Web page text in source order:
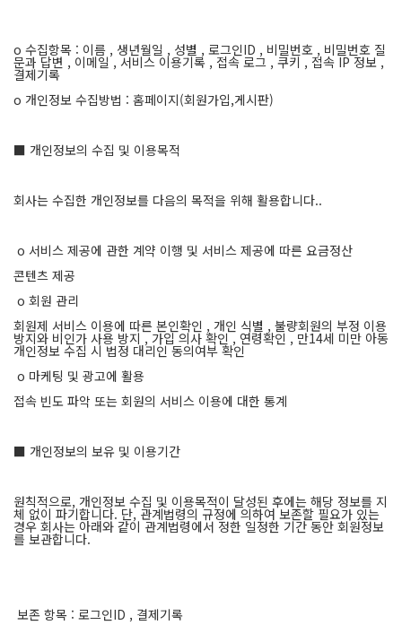
ο 수집항목 : 이름 , 생년월일 , 성별 , 로그인ID , 비밀번호 , 비밀번호 질
문과 답변 , 이메일 , 서비스 이용기록 , 접속 로그 , 쿠키 , 접속 IP 정보 ,
결제기록
ο 개인정보 수집방법 : 홈페이지(회원가입,게시판)
■ 개인정보의 수집 및 이용목적
회사는 수집한 개인정보를 다음의 목적을 위해 활용합니다..
ο 서비스 제공에 관한 계약 이행 및 서비스 제공에 따른 요금정산
콘텐츠 제공
ο 회원 관리
회원제 서비스 이용에 따른 본인확인 , 개인 식별 , 불량회원의 부정 이용
방지와 비인가 사용 방지 , 가입 의사 확인 , 연령확인 , 만14세 미만 아동
개인정보 수집 시 법정 대리인 동의여부 확인
ο 마케팅 및 광고에 활용
접속 빈도 파악 또는 회원의 서비스 이용에 대한 통계
■ 개인정보의 보유 및 이용기간
원칙적으로, 개인정보 수집 및 이용목적이 달성된 후에는 해당 정보를 지
체 없이 파기합니다. 단, 관계법령의 규정에 의하여 보존할 필요가 있는
경우 회사는 아래와 같이 관계법령에서 정한 일정한 기간 동안 회원정보
를 보관합니다.
보존 항목 : 로그인ID , 결제기록